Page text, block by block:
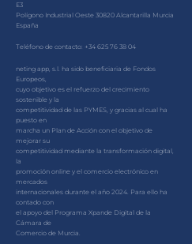
E3
Polígono Industrial Oeste 30820 Alcantarilla Murcia
España
Teléfono de contacto: +34 625 76 38 04
neting app, s.l. ha sido beneficiaria de Fondos
Europeos,
cuyo objetivo es el refuerzo del crecimiento
sostenible y la
competitividad de las PYMES, y gracias al cual ha
puesto en
marcha un Plan de Acción con el objetivo de
mejorar su
competitividad mediante la transformación digital,
la
promoción online y el comercio electrónico en
mercados
internacionales durante el año 2024. Para ello ha
contado con
el apoyo del Programa Xpande Digital de la
Cámara de
Comercio de Murcia.